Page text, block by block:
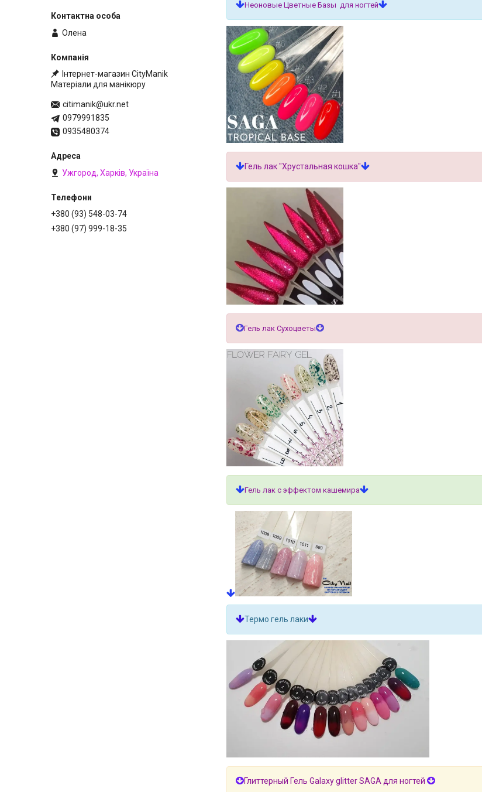
Неоновые Цветные Базы для ногтей
Гель лак "Хрустальная кошка"
Гель лак Сухоцветы
Гель лак с эффектом кашемира
Термо гель лаки
Глиттерный Гель Galaxy glitter SAGA для ногтей
Олена
Інтернет-магазин CityManik
Матеріали для манікюру
citimanik@ukr.net
0979991835
0935480374
Ужгород, Харків, Україна
+380 (93) 548-03-74
+380 (97) 999-18-35